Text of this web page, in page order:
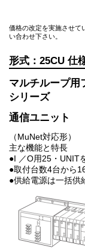
価格の改定を実施させて
い合わせ下さい。
25CU
マルチループ用
シリーズ
通信ユニット
（MuNet対応形）
主な機能と特長
●I ／O用25・UNIT
●取付台数4台から
●供給電源は一括供